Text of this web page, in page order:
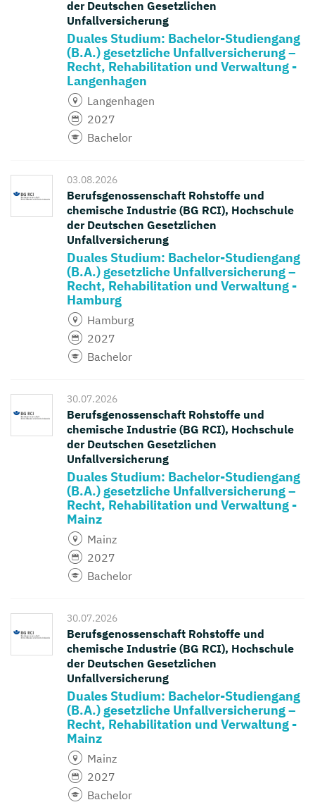
der Deutschen Gesetzlichen
Unfallversicherung
Duales Studium: Bachelor-Studiengang
(B.A.) gesetzliche Unfallversicherung –
Recht, Rehabilitation und Verwaltung -
Langenhagen
Langenhagen
2027
Bachelor
03.08.2026
Berufsgenossenschaft Rohstoffe und
chemische Industrie (BG RCI), Hochschule
der Deutschen Gesetzlichen
Unfallversicherung
Duales Studium: Bachelor-Studiengang
(B.A.) gesetzliche Unfallversicherung –
Recht, Rehabilitation und Verwaltung -
Hamburg
Hamburg
2027
Bachelor
30.07.2026
Berufsgenossenschaft Rohstoffe und
chemische Industrie (BG RCI), Hochschule
der Deutschen Gesetzlichen
Unfallversicherung
Duales Studium: Bachelor-Studiengang
(B.A.) gesetzliche Unfallversicherung –
Recht, Rehabilitation und Verwaltung -
Mainz
Mainz
2027
Bachelor
30.07.2026
Berufsgenossenschaft Rohstoffe und
chemische Industrie (BG RCI), Hochschule
der Deutschen Gesetzlichen
Unfallversicherung
Duales Studium: Bachelor-Studiengang
(B.A.) gesetzliche Unfallversicherung –
Recht, Rehabilitation und Verwaltung -
Mainz
Mainz
2027
Bachelor